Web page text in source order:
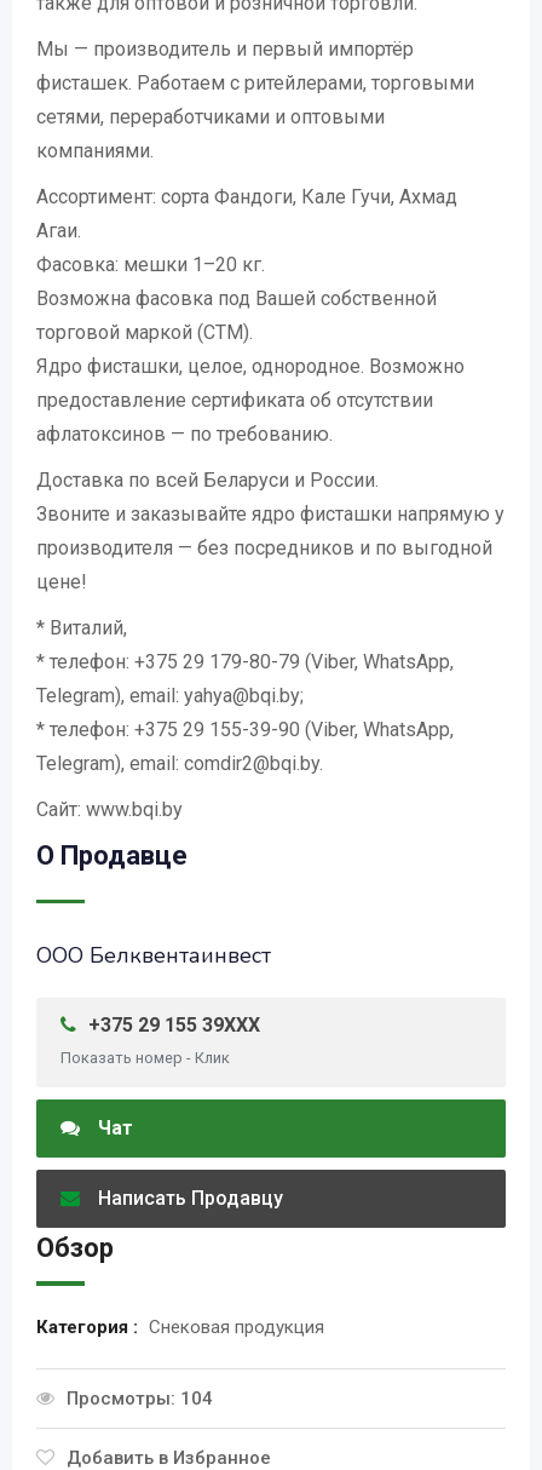
Мы — производитель и первый импортёр
фисташек. Работаем с ритейлерами, торговыми
сетями, переработчиками и оптовыми
компаниями.
Ассортимент: сорта Фандоги, Кале Гучи, Ахмад
Агаи.
Фасовка: мешки 1–20 кг.
Возможна фасовка под Вашей собственной
торговой маркой (СТМ).
Ядро фисташки, целое, однородное. Возможно
предоставление сертификата об отсутствии
афлатоксинов — по требованию.
Доставка по всей Беларуси и России.
Звоните и заказывайте ядро фисташки напрямую у
производителя — без посредников и по выгодной
цене!
* Виталий,
* телефон: +375 29 179-80-79 (Viber, WhatsApp,
Telegram), email: yahya@bqi.by;
* телефон: +375 29 155-39-90 (Viber, WhatsApp,
Telegram), email: comdir2@bqi.by.
Сайт: www.bqi.by
О Продавце
ООО Белквентаинвест
+375 29 155 39XXX
Показать номер - Клик
Чат
Написать Продавцу
Обзор
Категория : Снековая продукция
Просмотры: 104
Добавить в Избранное